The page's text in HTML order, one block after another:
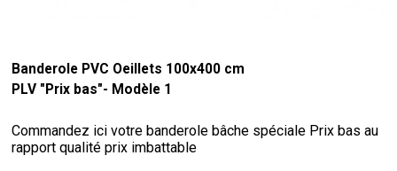
Banderole PVC Oeillets 100x400 cm
PLV "Prix bas"- Modèle 1
Commandez ici votre banderole bâche spéciale Prix bas au
rapport qualité prix imbattable